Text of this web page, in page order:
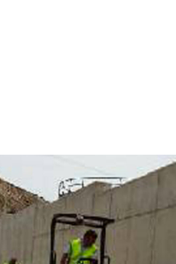
ESTRUCTURAS Y
CONSTRUCCIONES
ALTAMIRA, S.L.